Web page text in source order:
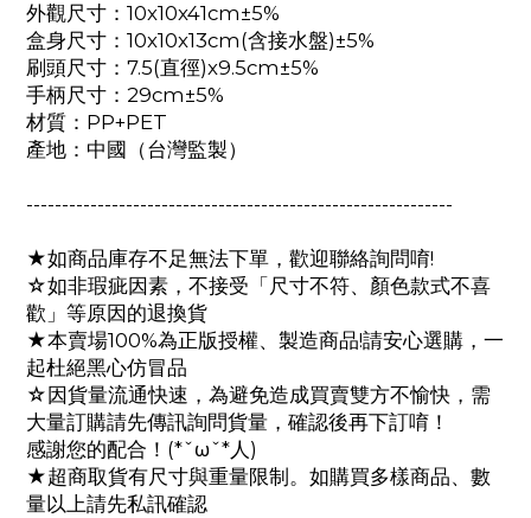
外觀尺寸：10x10x41cm±5%
盒身尺寸：10x10x13cm(含接水盤)±5%
刷頭尺寸：7.5(直徑)x9.5cm±5%
手柄尺寸：29cm±5%
材質：PP+PET
產地：中國（台灣監製）
------------------------------------------------------------
★如商品庫存不足無法下單，歡迎聯絡詢問唷!
☆如非瑕疵因素，不接受「尺寸不符、顏色款式不喜
歡」等原因的退換貨
★本賣場100%為正版授權、製造商品!請安心選購，一
起杜絕黑心仿冒品
☆因貨量流通快速，為避免造成買賣雙方不愉快，需
大量訂購請先傳訊詢問貨量，確認後再下訂唷！
感謝您的配合！(*ˇωˇ*人)
★超商取貨有尺寸與重量限制。如購買多樣商品、數
量以上請先私訊確認